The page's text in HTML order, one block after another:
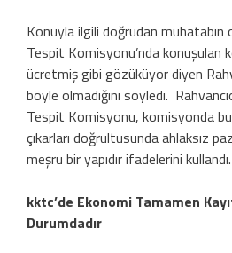
Konuyla ilgili doğrudan muhatabın
Tespit Komisyonu’nda konuşulan
ücretmiş gibi gözüküyor diyen
böyle olmadığını söyledi.
Tespit Komisyonu, komisyonda
çıkarları doğrultusunda ahlaksız
meşru bir yapıdır ifadelerini kullandı.
kktc’de Ekonomi Tamamen
Durumdadır